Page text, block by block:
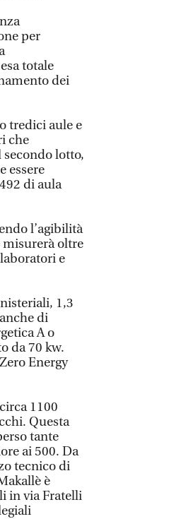
per
totale
dei
tredici aule e
che
lotto,
essere
di aula
l’agibilità
misurerà oltre
e
1,3
di
A o
da 70 kw.
Energy
1100
Questa
tante
ai 500. Da
tecnico di
è
in via Fratelli